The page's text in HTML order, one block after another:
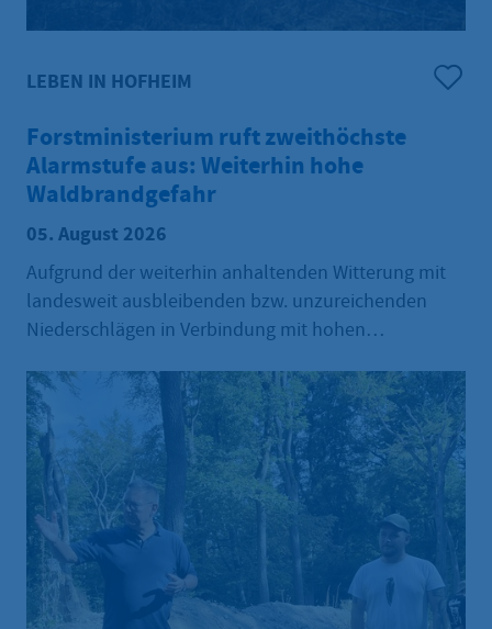
LEBEN IN HOFHEIM
Forstministerium ruft zweithöchste
Alarmstufe aus: Weiterhin hohe
Waldbrandgefahr
05. August 2026
Aufgrund der weiterhin anhaltenden Witterung mit
landesweit ausbleibenden bzw. unzureichenden
Niederschlägen in Verbindung mit hohen
(hohe Waldbrandgefahr) des Alarmstufen-Planes für
alle Landesteile Hessens ausgerufen. Eine
nachhaltige Entspannung der Waldbrandgefahr ist
vorerst nicht in Sicht. Daher werden auch weiterhin
keine Genehmigungen für Nutzfeuer durch die
städtische Ordnungsbehörde erteilt. Ab wann
Nutzfeuer wieder möglich sein werden, lässt sich mit
Blick auf die anhaltende Trockenheit derzeit nicht
prognostizieren.